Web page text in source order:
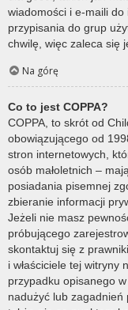
wiadomości i e-maili do
przypisania do grup
chwilę, więc zaleca się
Na górę
Co to jest COPPA?
COPPA, to skrót od
obowiązującego od
stron internetowych,
osób małoletnich –
posiadania pisemnej
zbieranie informacji
Jeżeli nie masz
próbującego
skontaktuj się z
i właściciele tej witryny
przypadku opisanego
nadużyć lub zagadnień